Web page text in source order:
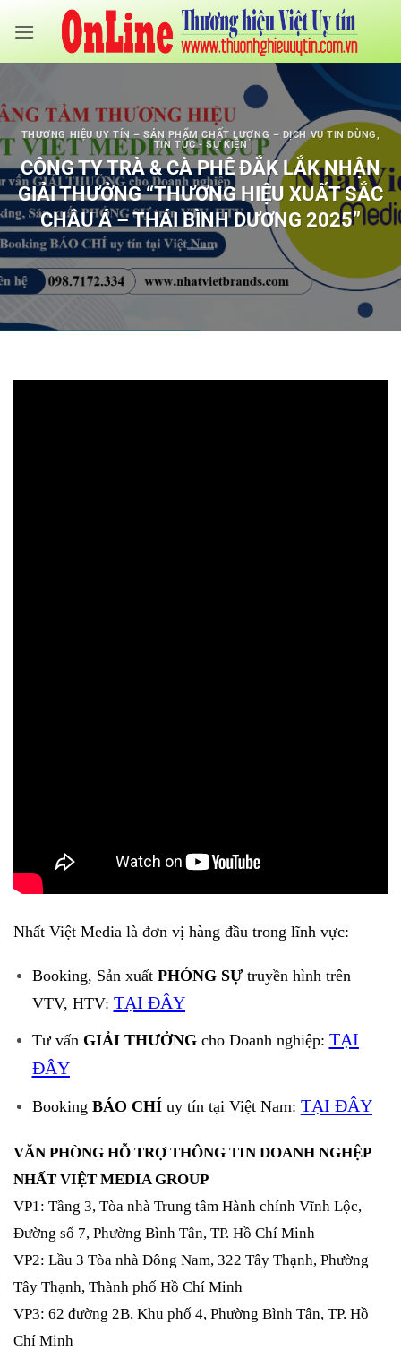
qua
THƯƠNG HIỆU UY TÍN – SẢN PHẨM CHẤT LƯỢNG – DỊCH VỤ TIN DÙNG,
TIN TỨC - SỰ KIỆN
CÔNG TY TRÀ & CÀ PHÊ ĐẮK LẮK NHẬN
GIẢI THƯỞNG “THƯƠNG HIỆU XUẤT SẮC
CHÂU Á – THÁI BÌNH DƯƠNG 2025”
Nhất Việt Media là đơn vị hàng đầu trong lĩnh vực:
Booking, Sản xuất PHÓNG SỰtruyền hình trên
VTV, HTV: TẠI ĐÂY
Tư vấn GIẢI THƯỞNGcho Doanh nghiệp: TẠI
ĐÂY
Booking BÁO CHÍuy tín tại Việt Nam: TẠI ĐÂY
VĂN PHÒNG HỖ TRỢ THÔNG TIN DOANH NGHỆP
NHẤT VIỆT MEDIA GROUP
VP1: Tầng 3, Tòa nhà Trung tâm Hành chính Vĩnh Lộc,
Đường số 7, Phường Bình Tân, TP. Hồ Chí Minh
VP2: Lầu 3 Tòa nhà Đông Nam, 322 Tây Thạnh, Phường
Tây Thạnh, Thành phố Hồ Chí Minh
VP3: 62 đường 2B, Khu phố 4, Phường Bình Tân, TP. Hồ
Chí Minh